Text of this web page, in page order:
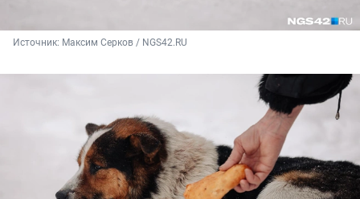
Источник: Максим Серков / NGS42.RU